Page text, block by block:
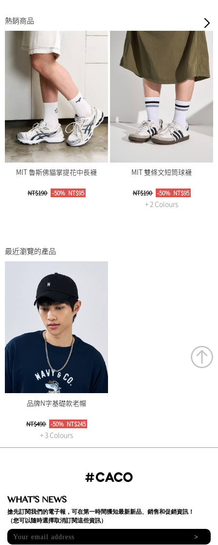
熱銷商品
MIT 魯斯佛貓掌提花中長襪
NT$190 -50% NT$95
MIT 雙條文短筒球襪
NT$190 -50% NT$95
+ 2 Colours
最近瀏覽的產品
品牌N字基礎款老帽
NT$490 -50% NT$245
+ 3 Colours
WHAT'S NEWS
搶先訂閱我們的電子報，可在第一時間獲知最新新品、銷售和促銷資訊！
（您可以隨時選擇取消訂閱這些資訊）
>